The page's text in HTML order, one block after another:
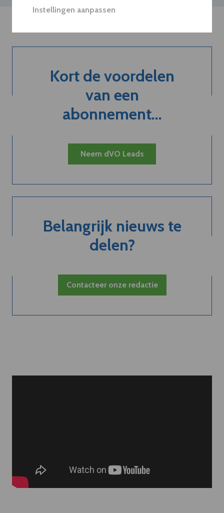
Instellingen aanpassen
Kort de voordelen
van een
abonnement...
Neem dVO Leads
Belangrijk nieuws te
delen?
Contacteer onze redactie